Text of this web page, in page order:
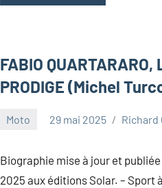
FABIO QUARTARARO,
PRODIGE (Michel
Moto 29 mai 2025 Richard
Biographie mise à jour et
2025 aux éditions Solar. – Sport